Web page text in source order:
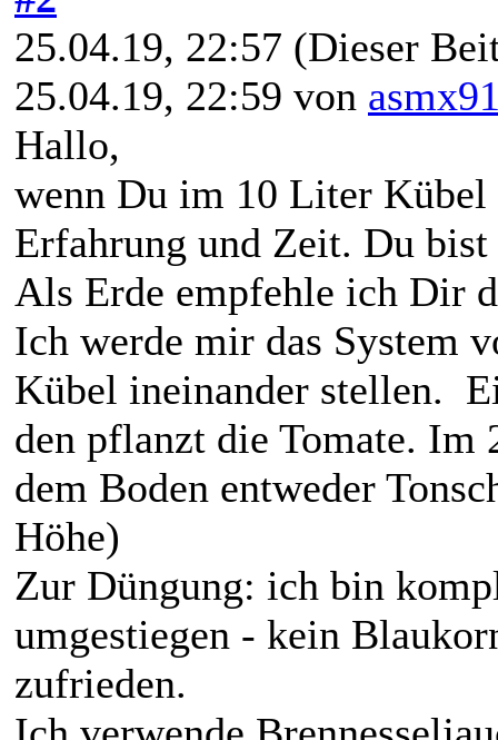
25.04.19, 22:57 (Dieser
25.04.19, 22:59 von
Hallo,
wenn Du im 10 Liter Kübel
Erfahrung und Zeit. Du
Als Erde empfehle ich Dir
Ich werde mir das System
Kübel ineinander stellen.
den pflanzt die Tomate. Im
dem Boden entweder
Höhe)
Zur Düngung: ich bin
umgestiegen - kein
zufrieden.